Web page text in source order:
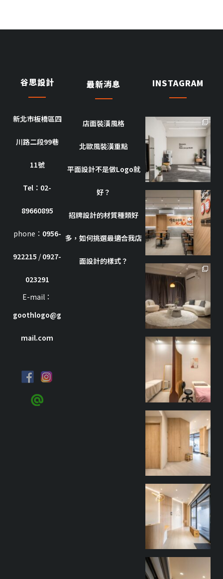
谷思設計
新北市板橋區四
川路二段99巷
11號
Tel：02-
89660895
phone： 0956-
922215 /0927-
023291
E-mail：
goothlogo@g
mail.com
最新消息
店面裝潢風格
北歐風裝潢重點
平面設計不是做Logo就
好？
招牌設計的材質種類好
多，如何挑選最適合我店
面設計的樣式？
INSTAGRAM
goothdesign
10 月 8
goothdesign
10 月 7
goothdesign
7 月 8
goothdesign
9 月 27
goothdesign
9 月 27
goothdesign
9 月 27
goothdesign